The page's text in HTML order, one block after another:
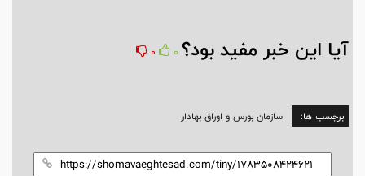
آیا این خبر مفید بود؟ 0
0
برچسب ها: سازمان بورس و اوراق بهادار